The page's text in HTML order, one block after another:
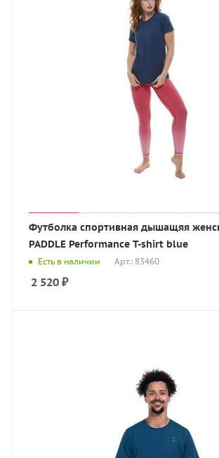
Футболка спортивная дышащяя
PADDLE Performance T-shirt blue
Есть в наличии Арт.: 83460
2 520 ₽